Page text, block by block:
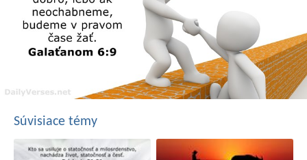
Súvisiace témy